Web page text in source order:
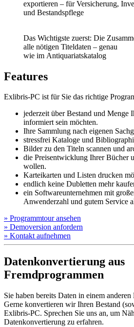
exportieren – für Versicherung,
und Bestandspflege
Das Wichtigste zuerst: Die
alle nötigen Titeldaten – genau
wie im Antiquariatskatalog
Features
Exlibris-PC ist für Sie das richtige
jederzeit über Bestand und Menge
informiert sein möchten.
Ihre Sammlung nach eigenen
stressfrei Kataloge und
Bilder zu den Titeln scannen und
die Preisentwicklung Ihrer Bücher
wollen.
Karteikarten und Listen drucken
endlich keine Dubletten mehr
ein Softwareunternehmen mit
Anwenderzahl und gutem Service
» Programm­tour ansehen
» Demo­version anfordern
» Kontakt aufnehmen
Datenkonvertierung aus
Fremdprogrammen
Sie haben bereits Daten in einem
Gerne konvertieren wir Ihren Bestand
Exlibris-PC. Sprechen Sie uns an, um
Datenkonvertierung zu erfahren.